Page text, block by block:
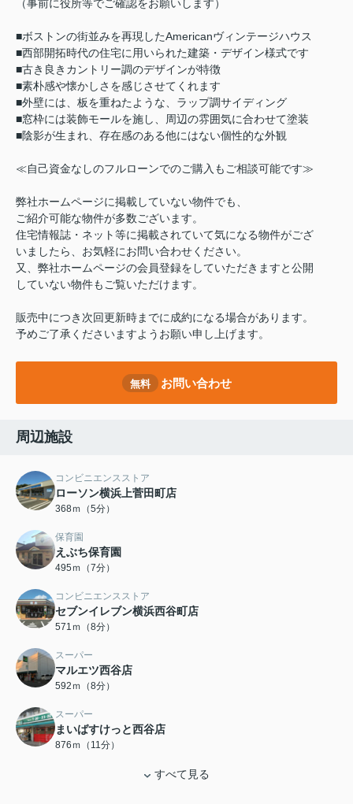
（事前に役所等でご確認をお願いします）
■ボストンの街並みを再現したAmericanヴィンテージハウス
■西部開拓時代の住宅に用いられた建築・デザイン様式です
■古き良きカントリー調のデザインが特徴
■素朴感や懐かしさを感じさせてくれます
■外壁には、板を重ねたような、ラップ調サイディング
■窓枠には装飾モールを施し、周辺の雰囲気に合わせて塗装
■陰影が生まれ、存在感のある他にはない個性的な外観
≪自己資金なしのフルローンでのご購入もご相談可能です≫
弊社ホームページに掲載していない物件でも、
ご紹介可能な物件が多数ございます。
住宅情報誌・ネット等に掲載されていて気になる物件がござ
いましたら、お気軽にお問い合わせください。
又、弊社ホームページの会員登録をしていただきますと公開
していない物件もご覧いただけます。
販売中につき次回更新時までに成約になる場合があります。
予めご了承くださいますようお願い申し上げます。
無料 お問い合わせ
周辺施設
コンビニエンスストア
ローソン横浜上菅田町店
368ｍ（5分）
保育園
えぶち保育園
495ｍ（7分）
コンビニエンスストア
セブンイレブン横浜西谷町店
571ｍ（8分）
スーパー
マルエツ西谷店
592ｍ（8分）
スーパー
まいばすけっと西谷店
876ｍ（11分）
すべて見る